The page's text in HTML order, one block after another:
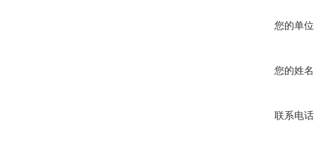
您的单位
您的姓名
联系电话